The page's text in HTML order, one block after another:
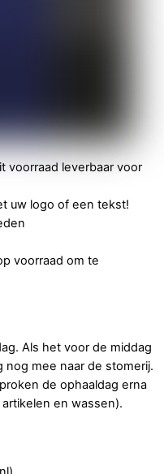
voorraad leverbaar voor
uw logo of een tekst!
voorraad om te
Als het voor de middag
nog mee naar de stomerij.
de ophaaldag erna
en wassen).